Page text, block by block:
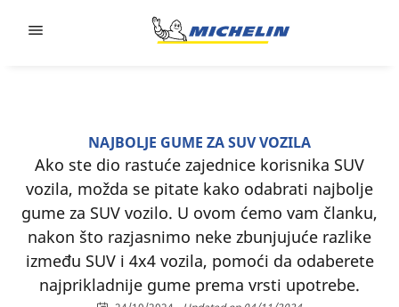
NAJBOLJE GUME ZA SUV VOZILA
Ako ste dio rastuće zajednice korisnika SUV
vozila, možda se pitate kako odabrati najbolje
gume za SUV vozilo. U ovom ćemo vam članku,
nakon što razjasnimo neke zbunjujuće razlike
između SUV i 4x4 vozila, pomoći da odaberete
najprikladnije gume prema vrsti upotrebe.